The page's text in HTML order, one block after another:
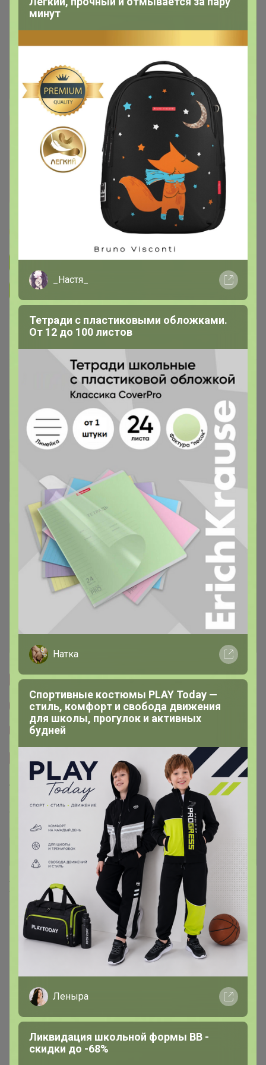
Сбор заказов в данной закупке
завершен.
К сожалению организатор еще не открыл
новую. Подпишитесь на новости закупки,
чтобы быть в курсе её открытия!
Подписаться на закупку 3.1K
Подписаться на организатора
В архиве
~ 4 дня
Пристрой 1 лот
Комментарии к лотам
Отзывы участников 15.4K
Описание
Условия участия
Ключевые даты
История проведённых выкупов
Cтраничка организатора
Другие СП организатора Бонифаций
Тема отзывов
Сайт закупки
Торговые марки
Академия-Т™ Be First™
Хиты продаж
Выбор экспертов Выбор экспертов
Новинка
545р
минут
_Настя_
Тетради с пластиковыми обложками.
От 12 до 100 листов
Натка
Спортивные костюмы PLAY Today —
стиль, комфорт и свобода движения
для школы, прогулок и активных
будней
Леныра
Ликвидация школьной формы BB -
скидки до -68%